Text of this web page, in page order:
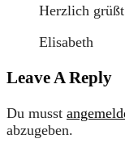
Herzlich
Elisabeth
Leave A Reply
Du musst
abzugeben.